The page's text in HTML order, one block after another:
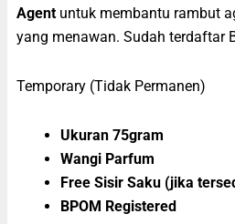
Agent untuk membantu rambut
yang menawan. Sudah terdaftar
Temporary (Tidak Permanen)
Ukuran 75gram
Wangi Parfum
Free Sisir Saku (jika
BPOM Registered